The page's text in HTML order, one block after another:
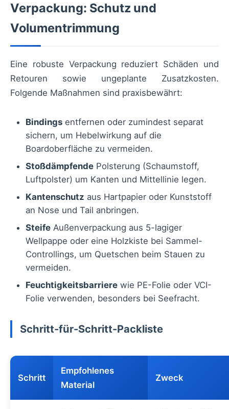
Verpackung: Schutz und
Volumentrimmung
Eine robuste Verpackung reduziert Schäden und
Retouren sowie ungeplante Zusatzkosten.
Folgende Maßnahmen sind praxisbewährt:
Bindings entfernen oder zumindest separat
sichern, um Hebelwirkung auf die
Boardoberfläche zu vermeiden.
Stoßdämpfende Polsterung (Schaumstoff,
Luftpolster) um Kanten und Mittellinie legen.
Kantenschutz aus Hartpapier oder Kunststoff
an Nose und Tail anbringen.
Steife Außenverpackung aus 5-lagiger
Wellpappe oder eine Holzkiste bei Sammel-
Controllings, um Quetschen beim Stauen zu
vermeiden.
Feuchtigkeitsbarriere wie PE-Folie oder VCI-
Folie verwenden, besonders bei Seefracht.
Schritt-für-Schritt-Packliste
Schritt
Empfohlenes
Material
Zweck